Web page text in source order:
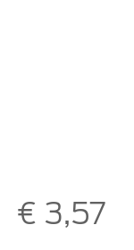
€ 3,57